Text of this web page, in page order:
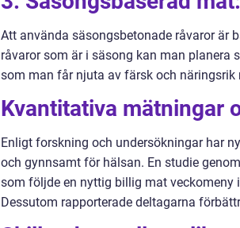
Att använda säsongsbetonade råvaror är
råvaror som är i säsong kan man planera
som man får njuta av färsk och näringsrik
Kvantitativa mätningar
Enligt forskning och undersökningar har
och gynnsamt för hälsan. En studie
som följde en nyttig billig mat veckomeny
Dessutom rapporterade deltagarna